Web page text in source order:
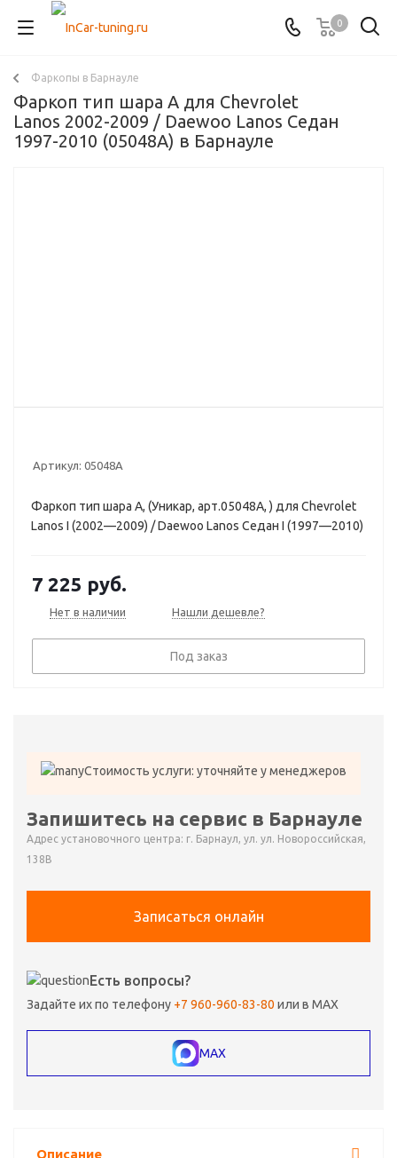
0
Фаркопы в Барнауле
Фаркоп тип шара A для Chevrolet
Lanos 2002-2009 / Daewoo Lanos Седан
1997-2010 (05048A) в Барнауле
Артикул: 05048A
Фаркоп тип шара A, (Уникар, арт.05048A, ) для Chevrolet
Lanos I (2002—2009) / Daewoo Lanos Седан I (1997—2010)
7 225 руб.
Нет в наличии Нашли дешевле?
Под заказ
Стоимость услуги: уточняйте у менеджеров
Запишитесь на сервис в Барнауле
Адрес установочного центра: г. Барнаул, ул. ул. Новороссийская,
138В
Записаться онлайн
Есть вопросы?
Задайте их по телефону +7 960-960-83-80 или в MAX
MAX
Описание